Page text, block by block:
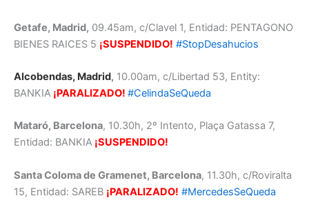
Getafe, Madrid, 09.45am, c/Clavel 1, Entidad: PENTAGONO
BIENES RAICES 5 ¡SUSPENDIDO! #StopDesahucios
Alcobendas, Madrid, 10.00am, c/Libertad 53, Entity:
BANKIA ¡PARALIZADO! #CelindaSeQueda
Mataró, Barcelona, 10.30h, 2º Intento, Plaça Gatassa 7,
Entidad: BANKIA ¡SUSPENDIDO!
Santa Coloma de Gramenet, Barcelona, 11.30h, c/Roviralta
15, Entidad: SAREB ¡PARALIZADO! #MercedesSeQueda